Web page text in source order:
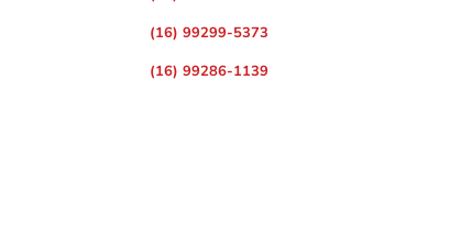
(16) 99299-5373
(16) 99286-1139